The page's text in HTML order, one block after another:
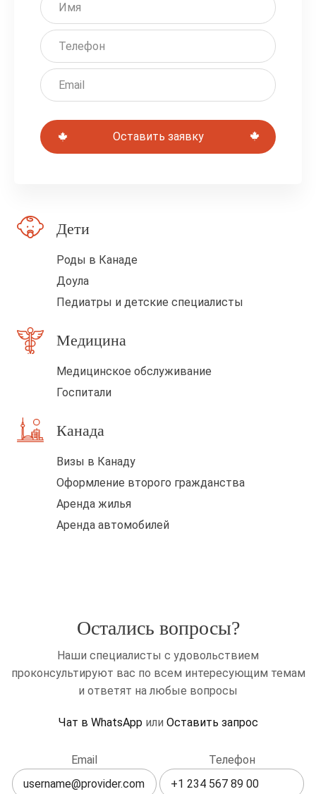
а
ь
т
е
т
л
Оставить заявку
Дети
Роды в Канаде
Доула
Педиатры и детские специалисты
Медицина
Медицинское обслуживание
Госпитали
Канада
Визы в Канаду
Оформление второго гражданства
Аренда жилья
Аренда автомобилей
Остались вопросы?
Наши специалисты с удовольствием
проконсультируют вас по всем интересующим темам
и ответят на любые вопросы
Чат в WhatsAppили Оставить запрос
это
Email Телефон